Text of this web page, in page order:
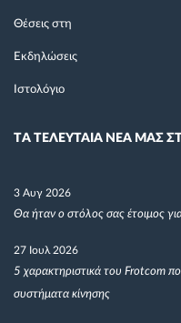
Θέσεις στη
Εκδηλώσεις
Ιστολόγιο
TΑ ΤΕΛΕΥΤΑΙΑ ΝΕΑ ΜΑΣ
3 Αυγ 2026
Θα ήταν ο στόλος σας έτοιμος
27 Ιουλ 2026
5 χαρακτηριστικά του Frotcom
συστήματα κίνησης